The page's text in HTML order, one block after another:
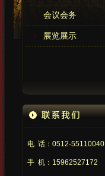
会议会务
展览展示
电 话：0512-55110040
手 机：15962527172